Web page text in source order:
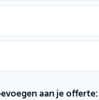
aan je offerte: